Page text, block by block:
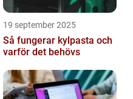
19 september 2025
Så fungerar kylpasta och
varför det behövs